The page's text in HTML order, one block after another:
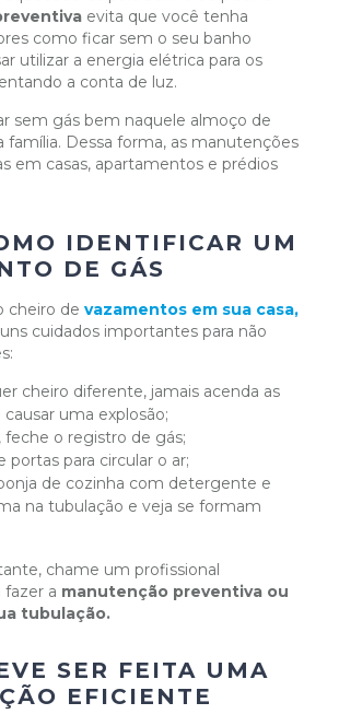
evita que você tenha
como ficar sem o seu banho
utilizar a energia elétrica para os
a conta de luz.
sem gás bem naquele almoço de
Dessa forma, as manutenções
em casas, apartamentos e prédios
IDENTIFICAR UM
DE GÁS
cheiro de vazamentos em sua casa,
cuidados importantes para não
cheiro diferente, jamais acenda as
uma explosão;
o registro de gás;
portas para circular o ar;
de cozinha com detergente e
na tubulação e veja se formam
chame um profissional
fazer a manutenção preventiva ou
tubulação.
SER FEITA UMA
EFICIENTE